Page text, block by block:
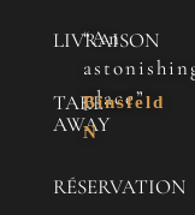
LIVRAISON
TAKE
AWAY
RÉSERVATION
“An
place”
Binsfeld
N